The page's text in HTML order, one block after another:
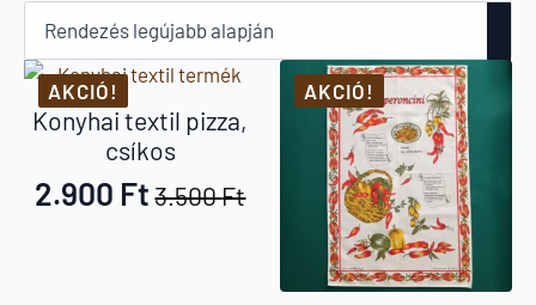
AKCIÓ!
Konyhai textil pizza,
csíkos
3.500Ft
Original
2.900 FtCurrent
AKCIÓ!